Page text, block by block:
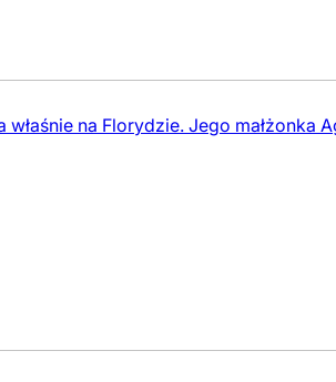
na Florydzie. Jego małżonka